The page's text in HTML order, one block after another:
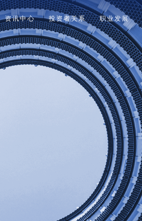
资讯中心 投资者关系 职业发展